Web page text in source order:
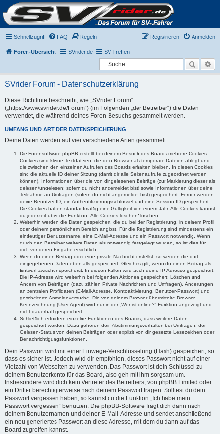
Schnellzugriff FAQ Regeln Anmelden
Registrieren
Foren-Übersicht SVrider.de SV-Treffen
Suche
SVrider Forum - Datenschutzerklärung
Diese Richtlinie beschreibt, wie „SVrider Forum“
(„https://www.svrider.de/Forum“) (im Folgenden „der Betreiber“) die Daten
verwendet, die während deines Foren-Besuchs gesammelt werden.
UMFANG UND ART DER DATENSPEICHERUNG
Deine Daten werden auf vier verschiedene Arten gesammelt:
Die Forensoftware phpBB erstellt bei deinem Besuch des Boards mehrere Cookies.
Cookies sind kleine Textdateien, die dein Browser als temporäre Dateien ablegt und
die zwischen den einzelnen Aufrufen des Boards erhalten bleiben. In diesen Cookies
sind die aktuelle ID deiner Sitzung (damit dir alle Seitenaufrufe zugeordnet werden
können), Informationen über die von dir gelesenen Beiträge (zur Markierung dieser als
gelesen/ungelesen; sofern du nicht angemeldet bist) sowie Informationen über deine
Teilnahme an Umfragen (sofern du nicht angemeldet bist) gespeichert. Ferner werden
deine Benutzer-ID, ein Authentifizierungsschlüssel und eine Session-ID gespeichert.
Die Cookies haben standardmäßig eine Gültigkeit von einem Jahr. Alle Cookies kannst
du jederzeit über die Funktion „Alle Cookies löschen“ löschen.
Weiterhin werden die Daten gespeichert, die du bei der Registrierung, in deinem Profil
oder deinem persönlichem Bereich angibst. Für die Registrierung sind mindestens ein
eindeutiger Benutzername, eine E-Mail-Adresse und ein Passwort notwendig. Wenn
durch den Betreiber weitere Daten als notwendig festgelegt wurden, so ist dies für
dich vor deren Eingabe ersichtlich.
Wenn du einen Beitrag oder eine private Nachricht erstellst, so werden die dort
eingegebenen Daten ebenfalls gespeichert. Gleiches gilt, wenn du einen Beitrag als
Entwurf zwischenspeicherst. In diesen Fällen wird auch deine IP-Adresse gespeichert.
Die IP-Adresse wird weiterhin bei folgenden Aktionen gespeichert: Löschen und
Ändern von Beiträgen (dazu zählen Private Nachrichten und Umfragen), Änderungen
an zentralen Profildaten (E-Mail-Adresse, Kontoaktivierung, Benutzer-Passwort) und
gescheiterte Anmeldeversuche. Die von deinem Browser übermittelte Browser-
Kennzeichnung (User Agent) wird nur in der „Wer ist online?“-Funktion angezeigt und
nicht dauerhaft gespeichert.
Schließlich erfordern einzelne Funktionen des Boards, dass weitere Daten
gespeichert werden. Dazu gehören dein Abstimmungsverhalten bei Umfragen, der
Gelesen-Status von deinen Beiträgen oder explizit von dir gesetzte Lesezeichen oder
Benachrichtigungsfunktionen.
Dein Passwort wird mit einer Einwege-Verschlüsselung (Hash) gespeichert, so
dass es sicher ist. Jedoch wird dir empfohlen, dieses Passwort nicht auf einer
Vielzahl von Webseiten zu verwenden. Das Passwort ist dein Schlüssel zu
deinem Benutzerkonto für das Board, also geh mit ihm sorgsam um.
Insbesondere wird dich kein Vertreter des Betreibers, von phpBB Limited oder
ein Dritter berechtigterweise nach deinem Passwort fragen. Solltest du dein
Passwort vergessen haben, so kannst du die Funktion „Ich habe mein
Passwort vergessen“ benutzen. Die phpBB-Software fragt dich dann nach
deinem Benutzernamen und deiner E-Mail-Adresse und sendet anschließend
ein neu generiertes Passwort an diese Adresse, mit dem du dann auf das
Board zugreifen kannst.